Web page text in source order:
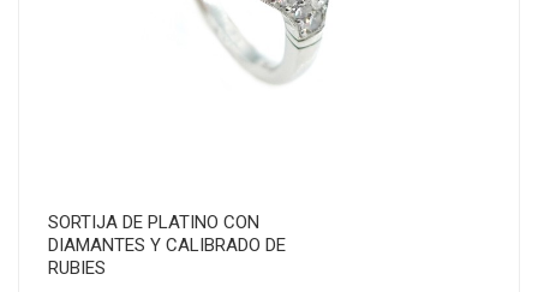
SORTIJA DE PLATINO CON
DIAMANTES Y CALIBRADO DE
RUBIES